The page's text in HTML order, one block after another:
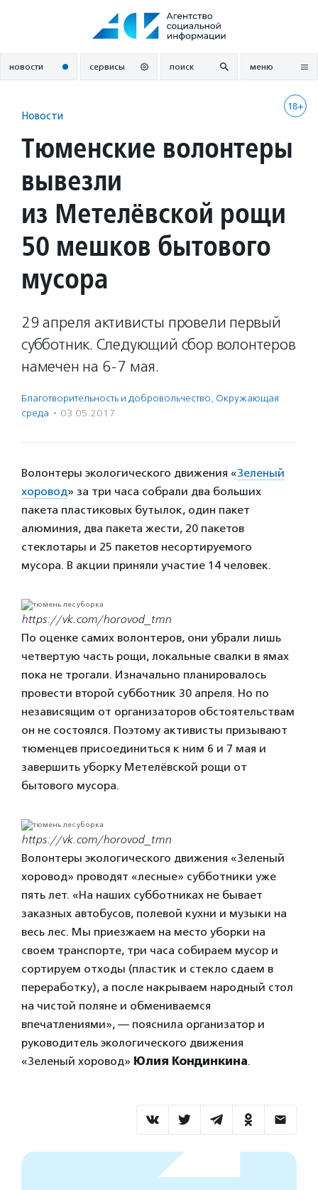
новости сервисы поиск меню
18+
Новости
Тюменские волонтеры
вывезли
из Метелёвской рощи
50 мешков бытового
мусора
29 апреля активисты провели первый
субботник. Следующий сбор волонтеров
намечен на 6-7 мая.
Благотвори­тель­ность и доброволь­чест­во, Окружающая
среда · 03.05.2017
Волонтеры экологического движения «Зеленый
хоровод» за три часа собрали два больших
пакета пластиковых бутылок, один пакет
алюминия, два пакета жести, 20 пакетов
стеклотары и 25 пакетов несортируемого
мусора. В акции приняли участие 14 человек.
https://vk.com/horovod_tmn
По оценке самих волонтеров, они убрали лишь
четвертую часть рощи, локальные свалки в ямах
пока не трогали. Изначально планировалось
провести второй субботник 30 апреля. Но по
независящим от организаторов обстоятельствам
он не состоялся. Поэтому активисты призывают
тюменцев присоединиться к ним 6 и 7 мая и
завершить уборку Метелёвской рощи от
бытового мусора.
https://vk.com/horovod_tmn
Волонтеры экологического движения «Зеленый
хоровод» проводят «лесные» субботники уже
пять лет. «На наших субботниках не бывает
заказных автобусов, полевой кухни и музыки на
весь лес. Мы приезжаем на место уборки на
своем транспорте, три часа собираем мусор и
сортируем отходы (пластик и стекло сдаем в
переработку), а после накрываем народный стол
на чистой поляне и обмениваемся
впечатлениями», — пояснила организатор и
руководитель экологического движения
«Зеленый хоровод» Юлия Кондинкина.